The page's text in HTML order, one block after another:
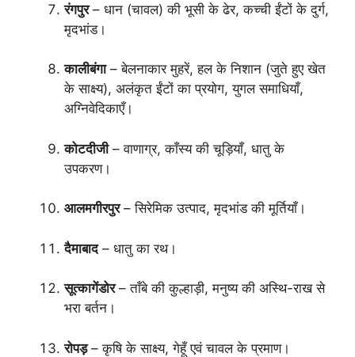
रंगपुर– धान (चावल) की भूसी के ढेर, कच्ची ईंटों के दुर्ग,
मृदभांड।
कालीबंगा– बेलनाकार मुहरें, हल के निशान (जुते हुए खेत
के साक्ष्य), अलंकृत ईंटों का प्रयोग, युगल समाधियाँ,
अग्निवेदिकाएँ।
कोटदीजी– वाणाग्र, काँस्य की चूड़ियाँ, धातु के
उपकरण।
आलमगीरपुर– सिरेमिक उत्पाद, मृदभांड की मूर्तियाँ।
दैमाबाद– धातु का रथ।
सूत्कागेंडोर– ताँबे की कुल्हाड़ी, मनुष्य की अस्थि-राख से
भरा बर्तन।
रोपड़– कृषि के साक्ष्य, गेहूँ एवं चावल के प्रमाण।